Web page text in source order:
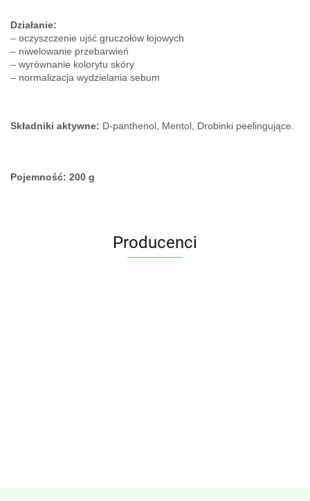
Działanie:
– oczyszczenie ujść gruczołów łojowych
– niwelowanie przebarwień
– wyrównanie kolorytu skóry
– normalizacja wydzielania sebum
Składniki aktywne: D-panthenol, Mentol, Drobinki peelingujące.
Pojemność: 200 g
Producenci